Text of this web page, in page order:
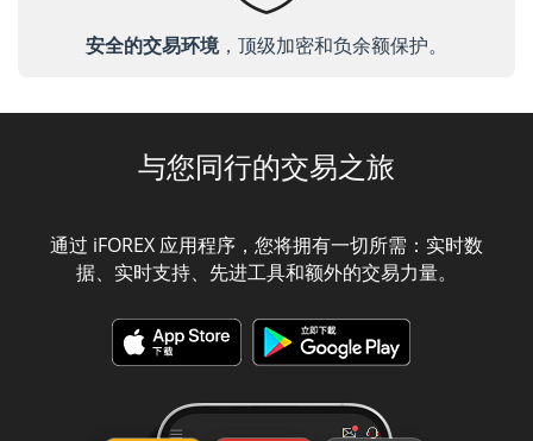
安全的交易环境，顶级加密和负余额保护。
与您同行的交易之旅
通过 iFOREX 应用程序，您将拥有一切所需：实时数
据、实时支持、先进工具和额外的交易力量。